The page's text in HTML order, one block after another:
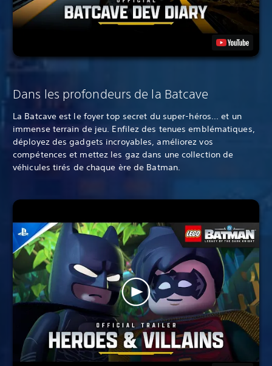
Dans les profondeurs de la Batcave
La Batcave est le foyer top secret du super-héros... et un
immense terrain de jeu. Enfilez des tenues emblématiques,
déployez des gadgets incroyables, améliorez vos
compétences et mettez les gaz dans une collection de
véhicules tirés de chaque ère de Batman.